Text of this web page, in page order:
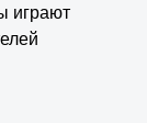
играют